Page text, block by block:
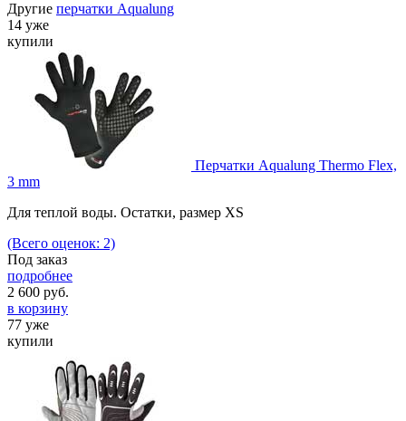
Другие перчатки Aqualung
14 уже
купили
Перчатки Aqualung Thermo Flex,
3 mm
Для теплой воды. Остатки, размер XS
(Всего оценок: 2)
Под заказ
подробнее
2 600 руб.
в корзину
77 уже
купили